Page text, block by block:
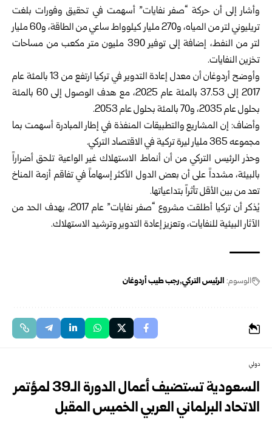
وأشار إلى أن حركة “صفر نفايات” أسهمت في تحقيق وفورات بلغت
تريليوني لتر من المياه، و270 مليار كيلوواط ساعي من الطاقة، و60 مليار
لتر من النفط، إضافة إلى توفير 390 مليون متر مكعب من مساحات
تخزين النفايات.
وأوضح أردوغان أن معدل إعادة التدوير في تركيا ارتفع من 13 بالمئة عام
2017 إلى 37.53 بالمئة عام 2025، مع هدف الوصول إلى 60 بالمئة
بحلول عام 2035، و70 بالمئة بحلول عام 2053.
وأضاف: إن المشاريع والتطبيقات المنفذة في إطار المبادرة أسهمت بما
مجموعه 365 مليار ليرة تركية في الاقتصاد التركي.
وحذر الرئيس التركي من أن أنماط الاستهلاك غير الواعية تلحق أضراراً
بالبيئة، مشدداً على أن بعض الدول الأكثر إسهاماً في تفاقم أزمة المناخ
تعد من بين الأقل تأثراً بتداعياتها.
يُذكر أن تركيا أطلقت مشروع “صفر نفايات” عام 2017، بهدف الحد من
الآثار البيئية للنفايات، وتعزيز إعادة التدوير وترشيد الاستهلاك.
الوسوم: الرئيس التركي رجب طيب أردوغان
دولي
السعودية تستضيف أعمال الدورة الـ39 لمؤتمر
الاتحاد البرلماني العربي الخميس المقبل